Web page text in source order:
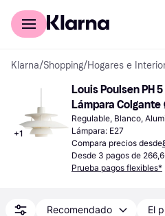
Comprar con Klarna
Klarna/Shopping/Hogares e
+1
Louis Poulsen PH
Lámpara
Regulable, Blanco,
Lámpara: E27
Compara precios desde
Desde 3 pagos de
Prueba pagos flexibles*
Recomendado El